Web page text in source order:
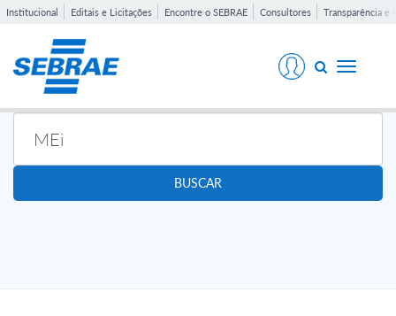
Institucional Editais e Licitações Encontre o SEBRAE Consultores Transparência e
Toggle
BUSCAR